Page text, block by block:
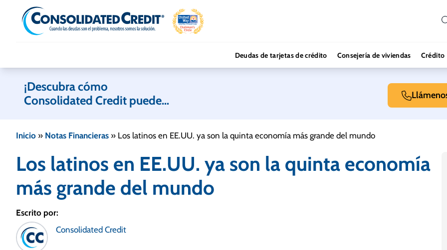
Skip to content
Deudas de tarjetas de crédito Consejería de viviendas Crédito
¡Descubra cómo
Consolidated Credit puede
Inicio » Notas Financieras » Los latinos en EE.UU. ya son la quinta economía más grande del mundo
Los latinos en EE.UU. ya son la quinta economía
más grande del mundo
Escrito por:
Consolidated Credit